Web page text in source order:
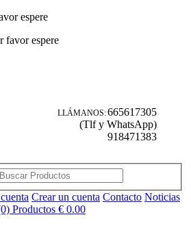
espere
LLÁMANOS:665617305
(Tlf y WhatsApp)
918471383
Crear un cuenta Contacto Noticias
Productos € 0.00